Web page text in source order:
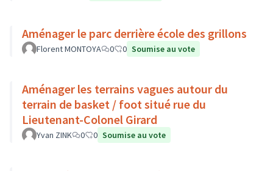
Aménager le parc derrière école des grillons
Florent MONTOYA 0 0 Soumise au vote
Aménager les terrains vagues autour du
terrain de basket / foot situé rue du
Lieutenant-Colonel Girard
Yvan ZINK 0 0 Soumise au vote